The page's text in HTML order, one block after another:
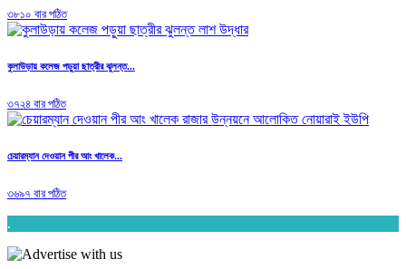
৩৮১০ বার পঠিত
কুলাউড়ায় কলেজ পড়ুয়া ছাত্রীর ঝুলন্ত...
৩৭২৪ বার পঠিত
চেয়ারম্যান দেওয়ান পীর আং খালেক...
৩৬৯৭ বার পঠিত
.